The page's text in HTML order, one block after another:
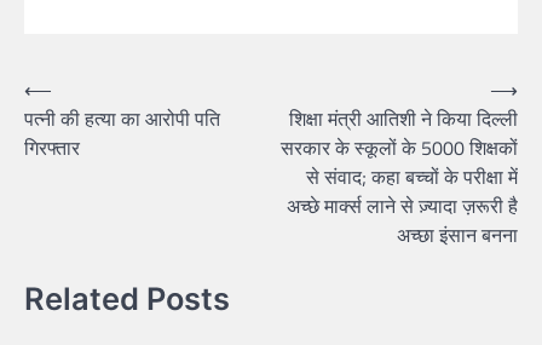
⟵
पत्नी की हत्या का आरोपी पति
गिरफ्तार
शिक्षा मंत्री आतिशी ने किया दिल्ली
सरकार के स्कूलों के 5000 शिक्षकों
से संवाद; कहा बच्चों के परीक्षा में
अच्छे मार्क्स लाने से ज़्यादा ज़रूरी है
अच्छा इंसान बनना
⟶
Related Posts